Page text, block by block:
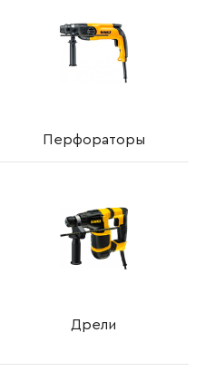
Перфораторы
Дрели